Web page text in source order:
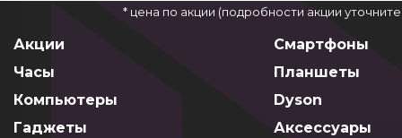
* цена по акции (подробности акции
Акции
Смартфоны
Часы
Планшеты
Компьютеры
Dyson
Гаджеты
Аксессуары